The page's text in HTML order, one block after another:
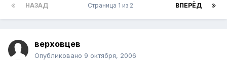
НАЗАД ВПЕРЁД
Страница 1 из 2
верховцев
Опубликовано 9 октября, 2006